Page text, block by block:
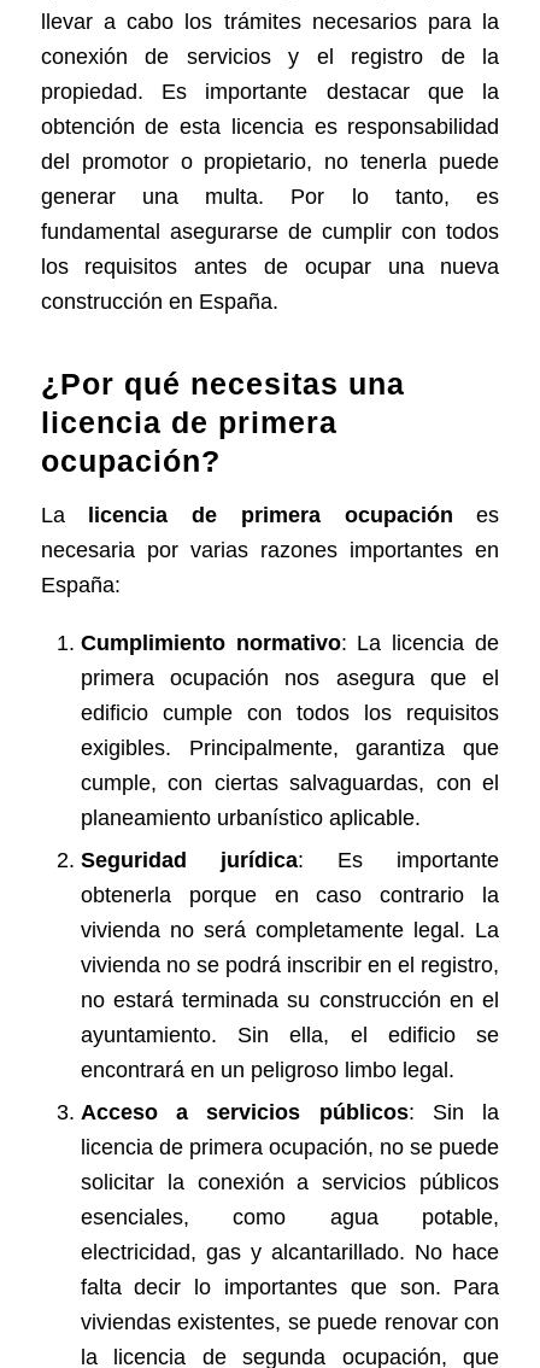
llevar a cabo los trámites necesarios para la
conexión de servicios y el registro de la
propiedad. Es importante destacar que la
obtención de esta licencia es responsabilidad
del promotor o propietario, no tenerla puede
generar una multa. Por lo tanto, es
fundamental asegurarse de cumplir con todos
los requisitos antes de ocupar una nueva
construcción en España.
¿Por qué necesitas una
licencia de primera
ocupación?
La licencia de primera ocupación es
necesaria por varias razones importantes en
España:
Cumplimiento normativo: La licencia de
primera ocupación nos asegura que el
edificio cumple con todos los requisitos
exigibles. Principalmente, garantiza que
cumple, con ciertas salvaguardas, con el
planeamiento urbanístico aplicable.
Seguridad jurídica: Es importante
obtenerla porque en caso contrario la
vivienda no será completamente legal. La
vivienda no se podrá inscribir en el registro,
no estará terminada su construcción en el
ayuntamiento. Sin ella, el edificiose
encontrará en un peligroso limbo legal.
Acceso a servicios públicos: Sin la
licencia de primera ocupación, no se puede
solicitar la conexión a servicios públicos
esenciales, como agua potable,
electricidad, gas y alcantarillado. No hace
falta decir lo importantes que son. Para
viviendas existentes, se puede renovar con
la licencia de segunda ocupación, que